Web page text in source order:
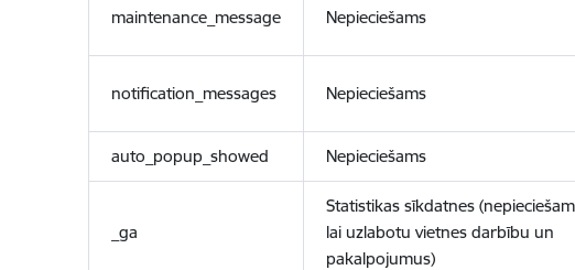
maintenance_message Nepieciešams
notification_messages Nepieciešams
auto_popup_showed Nepieciešams
_ga
Statistikas sīkdatnes
lai uzlabotu vietnes darbību un
pakalpojumus)